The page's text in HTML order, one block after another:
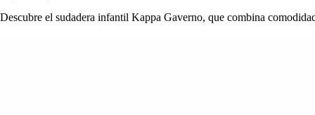
Descubre el sudadera infantil Kappa Gaverno, que combina